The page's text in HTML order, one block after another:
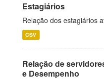
Estagiários
Relação dos estagiários
CSV
Relação de
e Desempenho